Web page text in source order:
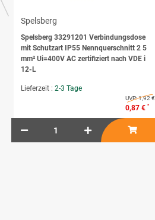
Spelsberg
Spelsberg 33291201 Verbindungsdose
mit Schutzart IP55 Nennquerschnitt 2 5
mm² Ui=400V AC zertifiziert nach VDE i
12-L
Lieferzeit : 2-3 Tage
UVP:1,92 €
0,87 € *